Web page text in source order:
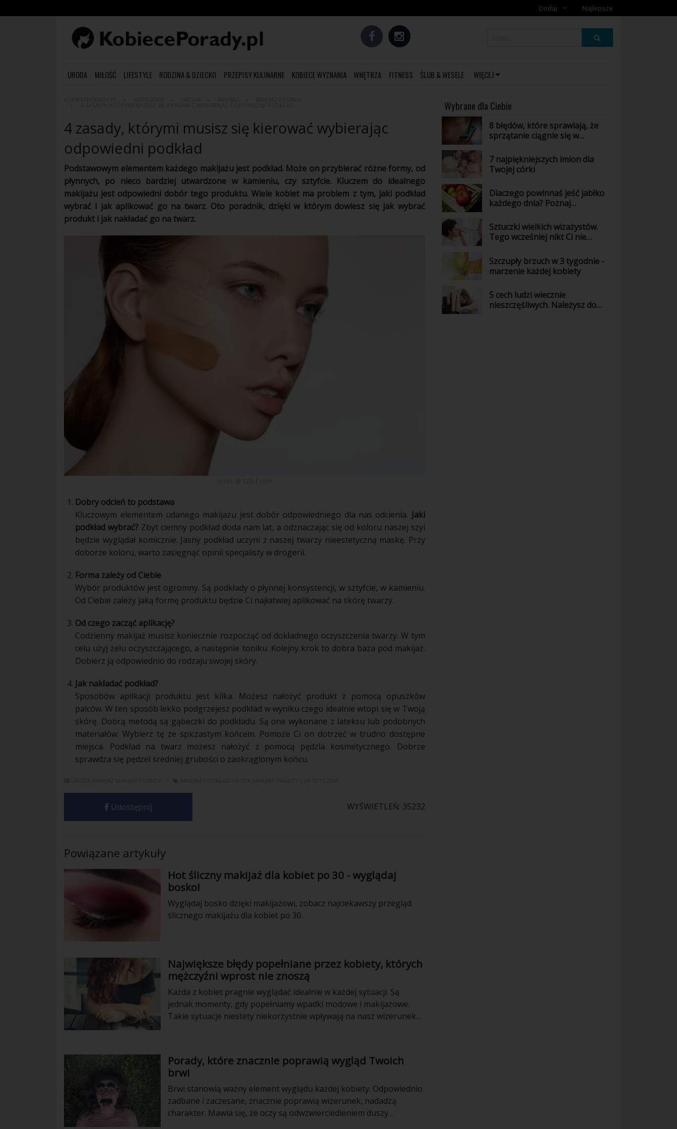
Dodaj
Najlepsze
URODA MIŁOŚĆ LIFESTYLE RODZINA & DZIECKO PRZEPISY KULINARNE KOBIECE WYZNANIA WNĘTRZA FITNESS ŚLUB & WESELE WIĘCEJ
4 zasady, którymi musisz się kierować wybierając
odpowiedni podkład
Podstawowym elementem każdego makijażujest podkład. Może on przybierać różne formy, od
płynnych, po nieco bardziej utwardzone w kamieniu, czy sztyfcie. Kluczem do idealnego
makijażu jest odpowiedni dobór tego produktu. Wiele kobiet ma problem z tym, jaki podkład
wybrać i jak aplikować go na twarz. Oto poradnik, dzięki w którym dowiesz się jak wybrać
produkt i jak nakładać go na twarz.
Dobry odcień to podstawa
Kluczowym elementem udanego makijażu jest dobór odpowiedniego dla nas odcienia. Jaki
podkład wybrać? Zbyt ciemny podkład doda nam lat, a odznaczając się od koloru naszej szyi
będzie wyglądałkomicznie. Jasny podkład uczyni z naszej twarzy nieestetyczną maskę. Przy
doborze koloru, warto zasięgnąć opinii specjalisty w drogerii.
Forma zależy od Ciebie
Wybór produktów jest ogromny. Są podkładyo płynnej konsystencji, w sztyfcie, w kamieniu.
Od Ciebie zależy jaką formę produktu będzie Ci najłatwiej aplikować na skórę twarzy.
Od czego zacząć aplikację?
Codzienny makijaż musisz koniecznie rozpocząć od dokładnego oczyszczenia twarzy. W tym
celu użyj żelu oczyszczającego, a następnie toniku. Kolejny krok to dobra baza pod makijaż.
Dobierz ją odpowiednio do rodzaju swojej skóry.
Jak nakładać podkład?
Sposobów aplikacji produktu jest kilka. Możesz nałożyć produkt z pomocą opuszków
palców. W ten sposób lekko podgrzejesz podkład w wyniku czego idealnie wtopi się w Twoją
skórę. Dobrą metodą są gąbeczki do podkładu. Są one wykonane z lateksu lub podobnych
materiałów. Wybierz tę ze spiczastym końcem. Pomoże Ci on dotrzeć w trudno dostępne
miejsca. Podkład na twarz możesz nałożyć z pomocą pędzla kosmetycznego. Dobrze
sprawdza się pędzel średniej grubości o zaokrąglonym końcu.
Udostępnij WYŚWIETLEŃ: 35232
Powiązane artykuły
Hot śliczny makijaż dla kobiet po 30 - wyglądaj
bosko!
Wyglądaj bosko dzięki makijażowi, zobacz najciekawszy przegląd
ślicznego makijażu dla kobiet po 30.
Największe błędy popełniane przez kobiety, których
mężczyźni wprost nie znoszą
Każda z kobiet pragnie wyglądać idealnie w każdej sytuacji. Są
jednak momenty, gdy popełniamy wpadki modowe i makijażowe.
Takie sytuacje niestety niekorzystnie wpływają na nasz wizerunek
codzienności, a tym samym zyskasz w oczach mężczyzn.
Porady, które znacznie poprawią wygląd Twoich
brwi
Brwi stanowią ważny element wyglądu każdej kobiety. Odpowiednio
zadbane i zaczesane, znacznie poprawią wizerunek, nadadzą
charakter. Mawia się, że oczy są odwzwierciedleniem duszy
Wybrane dla Ciebie
8 błędów, które sprawiają, że
sprzątanie ciągnie się w
7 najpiękniejszych imion dla
Twojej córki
Dlaczego powinnaś jeść jabłko
każdego dnia? Poznaj
owocu
Sztuczki wielkich wizażystów.
Tego wcześniej nikt Ci nie
Szczupły brzuch w 3 tygodnie -
marzenie każdej kobiety
5 cech ludzi wiecznie
nieszczęśliwych. Należysz do